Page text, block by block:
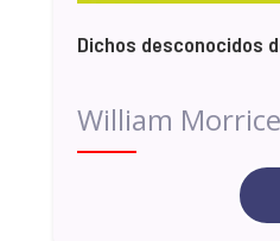
Dichos desconocidos
William Morrice